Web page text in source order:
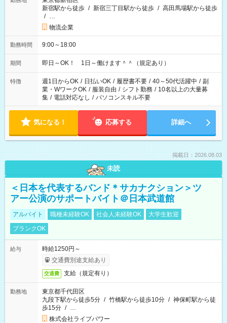
新宿駅から徒歩 / 新宿三丁目駅から徒歩 / 高田馬場駅から徒歩
/ …
物流企業
勤務時間 9:00～18:00
期間 即日～OK！ 1日～働けます＾＾（規定あり）
特徴 週1日からOK / 日払いOK / 履歴書不要 / 40～50代活躍中 / 副
業・WワークOK / 服装自由 / シフト勤務 / 10名以上の大量募
集 / 電話対応なし / パソコンスキル不要
気になる！ 応募する 詳細へ
掲載日：2026.08.03
未読
＜日本を代表するバンド＊サカナクション＞ツ
アー公演のサポートバイト＠日本武道館
アルバイト 職種未経験OK 社会人未経験OK
大学生歓迎
ブランクOK
給与
時給1250円～
交通費別途支給あり
交通費 支給（規定有り）
勤務地
東京都千代田区
九段下駅から徒歩5分 / 竹橋駅から徒歩10分 / 神保町駅から徒
歩15分 / …
株式会社ライブパワー